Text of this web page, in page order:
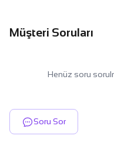
Müşteri Soruları
Henüz soru
Soru Sor